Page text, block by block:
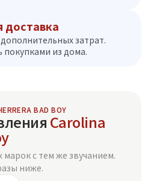
доставка
затрат.
покупками из дома.
BAD BOY
Carolina
с тем же звучанием.
ниже.